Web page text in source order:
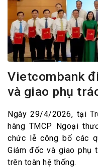
Vietcombank
và giao phụ
Ngày 29/4/2026, tại
hàng TMCP Ngoại
chức lễ công bố các
Giám đốc và giao phụ
trên toàn hệ thống.